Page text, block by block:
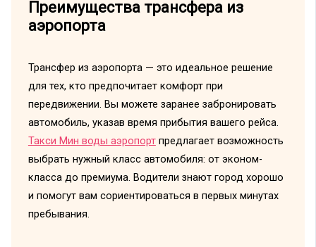
Преимущества трансфера из
аэропорта
Трансфер из аэропорта — это идеальное решение
для тех, кто предпочитает комфорт при
передвижении. Вы можете заранее забронировать
автомобиль, указав время прибытия вашего рейса.
Такси Мин воды аэропортпредлагает возможность
выбрать нужный класс автомобиля: от эконом-
класса до премиума. Водители знают город хорошо
и помогут вам сориентироваться в первых минутах
пребывания.